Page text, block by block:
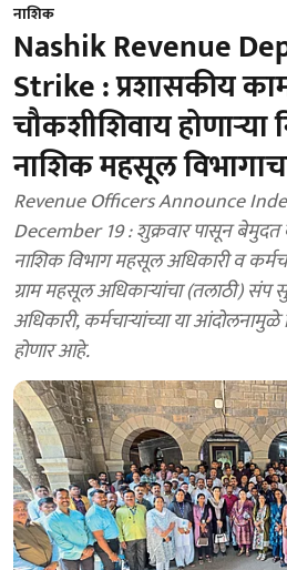
नाशिक
Nashik Revenue
Strike : प्रशासकीय
चौकशीशिवाय होणाऱ्या
नाशिक महसूल
Revenue Officers Announce
December 19 : शुक्रवार पासून
नाशिक विभाग महसूल अधिकारी व
ग्राम महसूल अधिकाऱ्यांचा (तलाठी) संप
अधिकारी, कर्मचाऱ्यांच्या या
होणार आहे.